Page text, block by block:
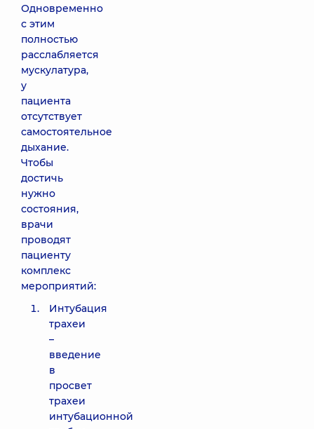
Одновременно
с этим
полностью
расслабляется
мускулатура,
у
пациента
отсутствует
самостоятельное
дыхание.
Чтобы
достичь
нужно
состояния,
врачи
проводят
пациенту
комплекс
мероприятий:
Интубация
трахеи
–
введение
в
просвет
трахеи
интубационной